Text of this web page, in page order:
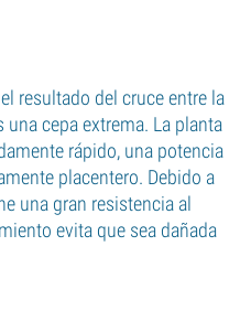
resultado del cruce entre la
una cepa extrema. La planta
rápido, una potencia
placentero. Debido a
una gran resistencia al
evita que sea dañada